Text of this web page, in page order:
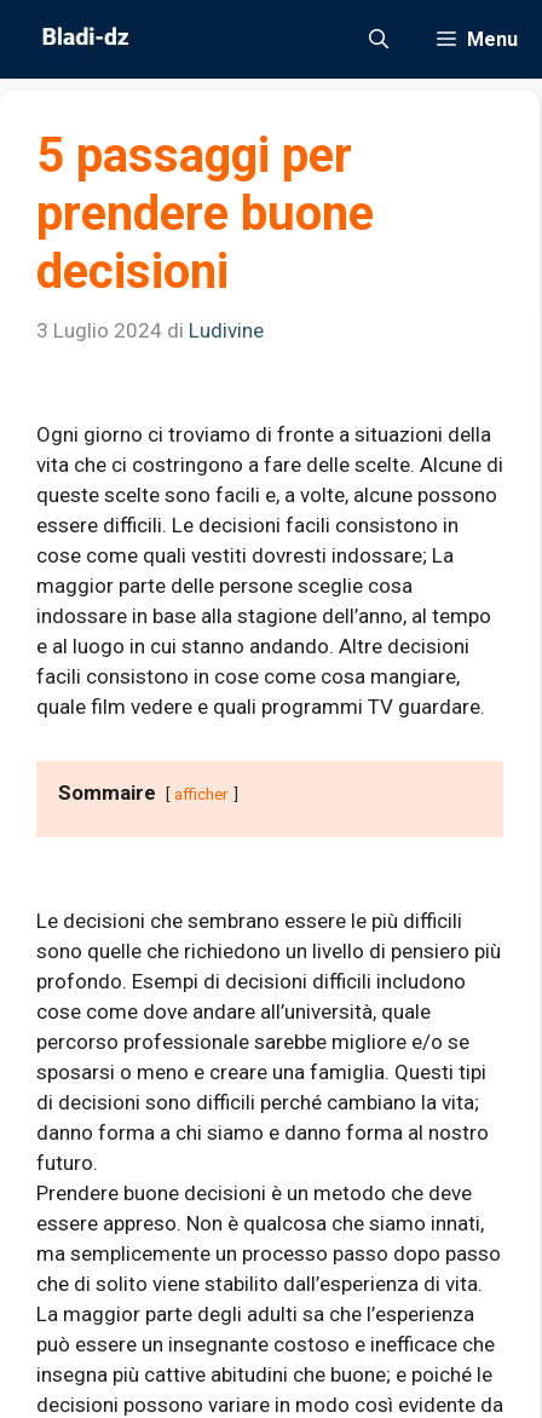
contenuto
Menu
5 passaggi per
prendere buone
decisioni
3 Luglio 2024 di Ludivine
Ogni giorno ci troviamo di fronte a situazioni della
vita che ci costringono a fare delle scelte. Alcune di
queste scelte sono facili e, a volte, alcune possono
essere difficili. Le decisioni facili consistono in
cose come quali vestiti dovresti indossare; La
maggior parte delle persone sceglie cosa
indossare in base alla stagione dell’anno, al tempo
e al luogo in cui stanno andando. Altre decisioni
facili consistono in cose come cosa mangiare,
quale film vedere e quali programmi TV guardare.
Sommaire afficher
Le decisioni che sembrano essere le più difficili
sono quelle che richiedono un livello di pensiero più
profondo. Esempi di decisioni difficili includono
cose come dove andare all’università, quale
percorso professionale sarebbe migliore e/o se
sposarsi o meno e creare una famiglia. Questi tipi
di decisioni sono difficili perché cambiano la vita;
danno forma a chi siamo e danno forma al nostro
futuro.
Prendere buone decisioni è un metodo che deve
essere appreso. Non è qualcosa che siamo innati,
ma semplicemente un processo passo dopo passo
che di solito viene stabilito dall’esperienza di vita.
La maggior parte degli adulti sa che l’esperienza
può essere un insegnante costoso e inefficace che
insegna più cattive abitudini che buone; e poiché le
decisioni possono variare in modo così evidente da